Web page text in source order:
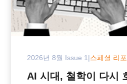
2026년 8월 Issue 1 |스페셜 리
AI 시대, 철학이 다시